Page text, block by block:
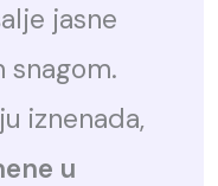
jasne
snagom.
iznenada,
u